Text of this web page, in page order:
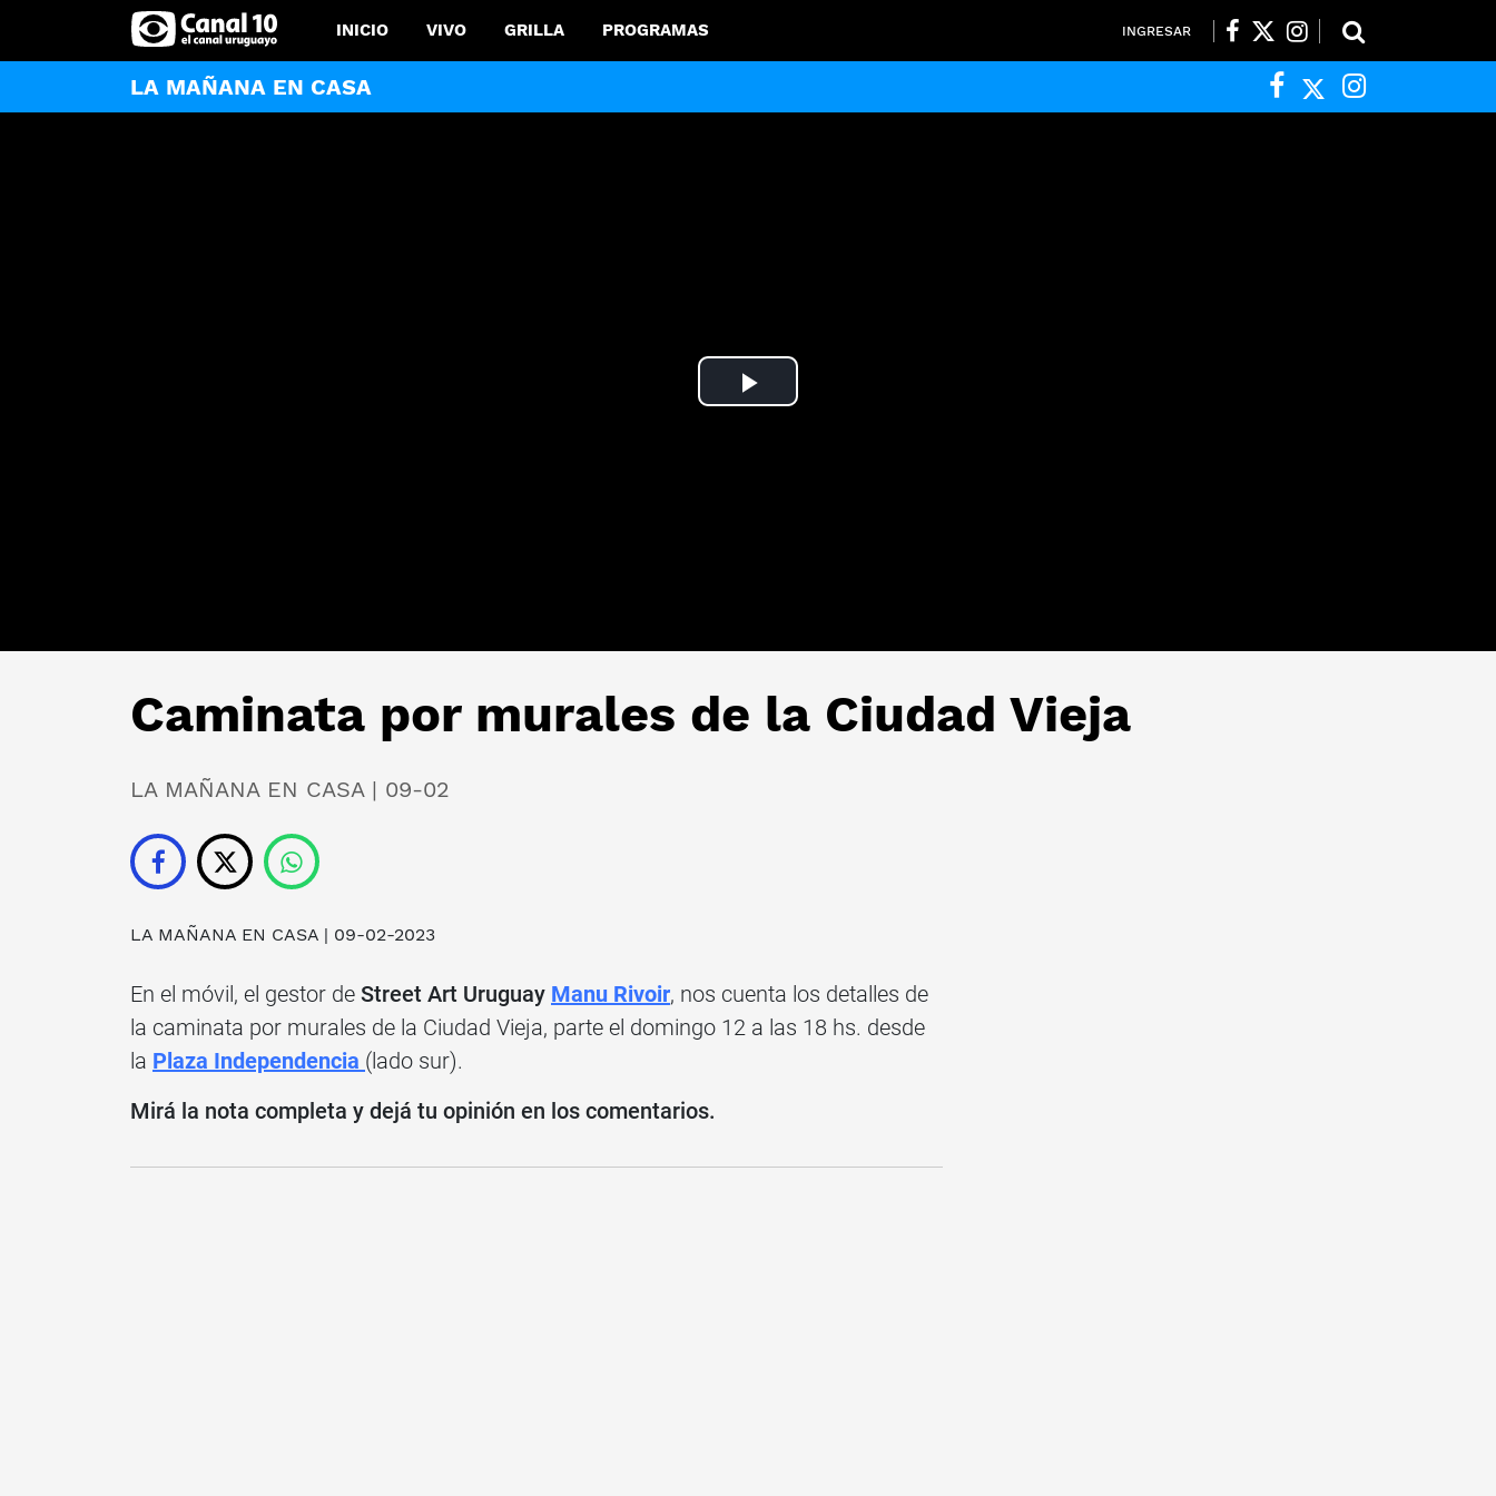
INICIO VIVO GRILLA PROGRAMAS INGRESAR
LA MAÑANA EN CASA
Play
Caminata por murales de la Ciudad Vieja
LA MAÑANA EN CASA | 09-02
LA MAÑANA EN CASA | 09-02-2023
En el móvil, el gestor de Street Art Uruguay Manu Rivoir, nos cuenta los detalles de
la caminata por murales de la Ciudad Vieja, parte el domingo 12 a las 18 hs. desde
la Plaza Independencia (lado sur).
Mirá la nota completa y dejá tu opinión en los comentarios.